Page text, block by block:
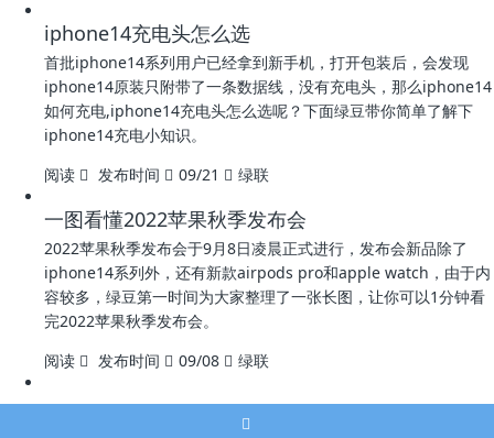
iphone14充电头怎么选
首批iphone14系列用户已经拿到新手机，打开包装后，会发现
iphone14原装只附带了一条数据线，没有充电头，那么iphone14
如何充电,iphone14充电头怎么选呢？下面绿豆带你简单了解下
iphone14充电小知识。
阅读
发布时间 09/21 绿联
一图看懂2022苹果秋季发布会
2022苹果秋季发布会于9月8日凌晨正式进行，发布会新品除了
iphone14系列外，还有新款airpods pro和apple watch，由于内
容较多，绿豆第一时间为大家整理了一张长图，让你可以1分钟看
完2022苹果秋季发布会。
阅读
发布时间 09/08 绿联